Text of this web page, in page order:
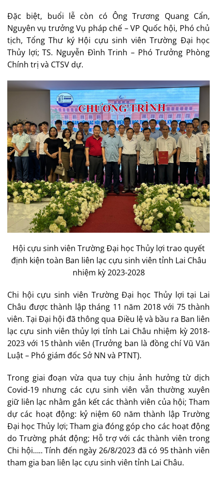
Đặc biệt, buổi lễ còn có Ông Trương Quang Cẩn,
Nguyên vụ trưởng Vụ pháp chế – VP Quốc hội, Phó chủ
tịch, Tổng Thư ký Hội cựu sinh viên Trường Đại học
Thủy lợi; TS. Nguyễn Đình Trinh – Phó Trưởng Phòng
Chính trị và CTSV dự.
Hội cựu sinh viên Trường Đại học Thủy lợi trao quyết
định kiện toàn Ban liên lạc cựu sinh viên tỉnh Lai Châu
nhiệm kỳ 2023-2028
Chi hội cựu sinh viên Trường Đại học Thủy lợi tại Lai
Châu được thành lập tháng 11 năm 2018 với 75 thành
viên. Tại Đại hội đã thông qua Điều lệ và bầu ra Ban liên
lạc cựu sinh viên thủy lợi tỉnh Lai Châu nhiệm kỳ 2018-
2023 với 15 thành viên (Trưởng ban là đồng chí Vũ Văn
Luật – Phó giám đốc Sở NN và PTNT).
Trong giai đoạn vừa qua tuy chịu ảnh hưởng từ dịch
Covid-19 nhưng các cựu sinh viên vẫn thường xuyên
giữ liên lạc nhằm gắn kết các thành viên của hội; Tham
dự các hoạt động: kỷ niệm 60 năm thành lập Trường
Đại học Thủy lợi; Tham gia đóng góp cho các hoạt động
do Trường phát động; Hỗ trợ với các thành viên trong
Chi hội….. Tính đến ngày 26/8/2023 đã có 95 thành viên
tham gia ban liên lạc cựu sinh viên tỉnh Lai Châu.